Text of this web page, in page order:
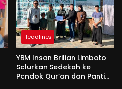
Headlines
YBM Insan Brilian Limboto
Salurkan Sedekah ke
Pondok Qur’an dan Panti